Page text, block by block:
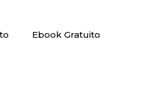
Ebook Gratuito